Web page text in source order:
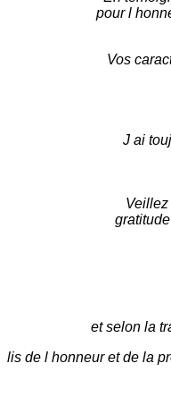
pour l
Vos
J ai
et selon la
lis de l honneur et de la